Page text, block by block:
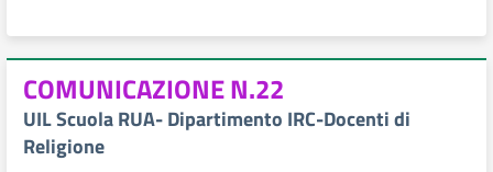
COMUNICAZIONE N.22
UIL Scuola RUA- Dipartimento IRC-Docenti di
Religione